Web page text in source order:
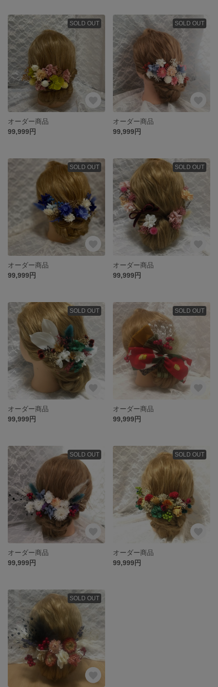
SOLD OUT
オーダー商品
99,999円
SOLD OUT
オーダー商品
99,999円
SOLD OUT
オーダー商品
99,999円
SOLD OUT
オーダー商品
99,999円
SOLD OUT
オーダー商品
99,999円
SOLD OUT
オーダー商品
99,999円
SOLD OUT
オーダー商品
99,999円
SOLD OUT
オーダー商品
99,999円
SOLD OUT